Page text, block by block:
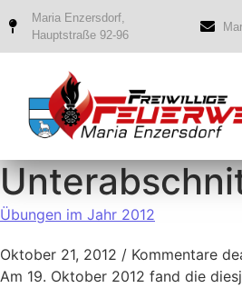
Maria Enzersdorf,
Hauptstraße 92-96
Übungen im Jahr 2012
Oktober 21, 2012 / Kommentare
Am 19. Oktober 2012 fand die